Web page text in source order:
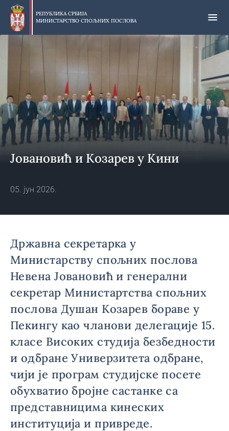
Прескочи
главни
део
РЕПУБЛИКА СРБИЈА
МИНИСТАРСТВО СПОЉНИХ ПОСЛОВА
Јовановић и Козарев у Кини
05. јун 2026.
Државна секретарка у
Министарству спољних послова
Невена Јовановић и генерални
секретар Министартства спољних
послова Душан Козарев бораве у
Пекингу као чланови делегације 15.
класе Високих студија безбедности
и одбране Универзитета одбране,
чији је програм студијске посете
обухватио бројне састанке са
представницима кинеских
институција и привреде.